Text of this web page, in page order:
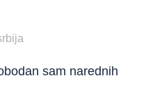
sam narednih